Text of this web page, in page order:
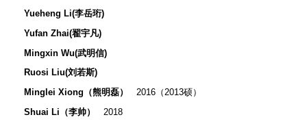
Yueheng Li(李岳珩)
Yufan Zhai(翟宇凡)
Mingxin Wu(武明信)
Ruosi Liu(刘若斯)
Minglei Xiong（熊明磊）
2016（2013硕）
Shuai Li（李帅）
2018